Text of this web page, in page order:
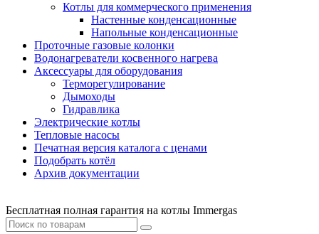
Котлы для коммерческого применения
Настенные конденсационные
Напольные конденсационные
Проточные газовые колонки
Водонагреватели косвенного нагрева
Аксессуары для оборудования
Терморегулирование
Дымоходы
Гидравлика
Электрические котлы
Тепловые насосы
Печатная версия каталога с ценами
Подобрать котёл
Архив документации
Бесплатная полная гарантия на котлы Immergas